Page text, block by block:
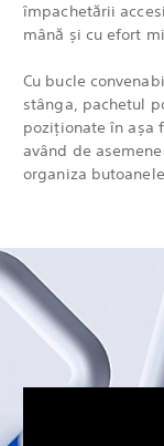
împachetării
mână și cu efort
Cu bucle
stânga, pachetul
poziționate în așa
având de
organiza